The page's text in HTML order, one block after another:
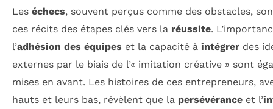
Les échecs, souvent perçus comme des obstacles,
ces récits des étapes clés vers la réussite.
l’adhésion des équipes et la capacité à intégrer des
externes par le biais de l’« imitation créative » sont
mises en avant. Les histoires de ces entrepreneurs,
hauts et leurs bas, révèlent que la persévérance et l’